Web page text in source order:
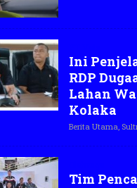
Ini
RDP
Lahan
Kolaka
Berita Utama,
Tim